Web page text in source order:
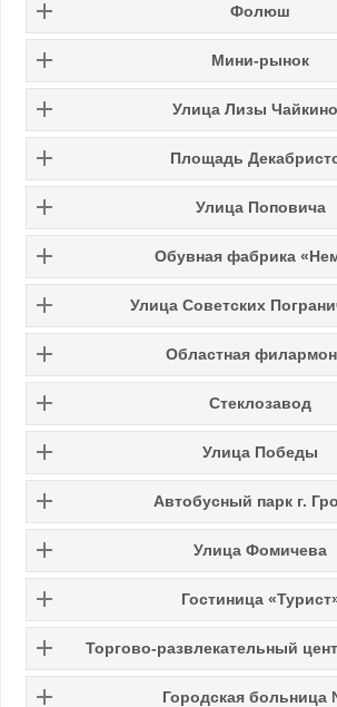
Фолюш
Мини-рынок
Улица Лизы
Площадь
Улица Поповича
Обувная фабрика
Улица Советских
Областная
Стеклозавод
Улица Победы
Автобусный парк г.
Улица Фомичева
Гостиница
Торгово-развлекательный
Городская больница